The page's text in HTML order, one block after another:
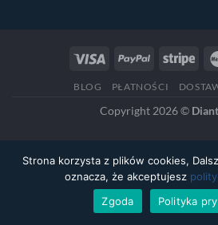
BLOG PŁATNOŚCI
Copyright 2026 ©
Strona korzysta z plików cookies,
oznacza, że akceptujesz
Zgoda
Polityka